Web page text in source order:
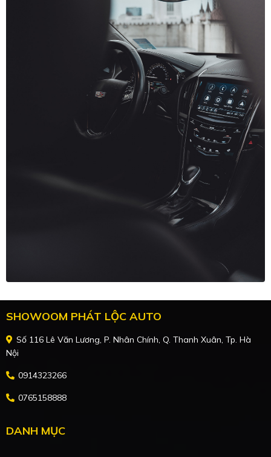
SHOWOOM PHÁT LỘC AUTO
Số 116 Lê Văn Lương, P. Nhân Chính, Q. Thanh Xuân, Tp. Hà
Nội
0914323266
0765158888
DANH MỤC